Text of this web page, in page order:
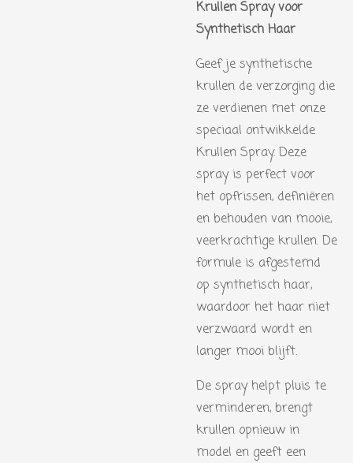
Krullen Spray voor
Synthetisch Haar
Geef je synthetische
krullen de verzorging die
ze verdienen met onze
speciaal ontwikkelde
Krullen Spray. Deze
spray is perfect voor
het opfrissen, definiëren
en behouden van mooie,
veerkrachtige krullen. De
formule is afgestemd
op synthetisch haar,
waardoor het haar niet
verzwaard wordt en
langer mooi blijft.
De spray helpt pluis te
verminderen, brengt
krullen opnieuw in
model en geeft een